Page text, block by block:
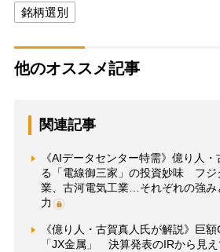
銘柄選別
他のオススメ記事
関連記事
《AIデータセンター特需》億り人
る「電線御三家」の投資妙味 フジ
業、古河電気工業…それぞれの強み
力
《億り人・古賀真人氏が解説》巨
「JX金属」 決算発表のIRから見